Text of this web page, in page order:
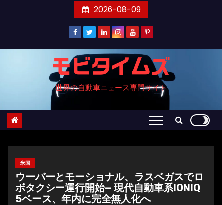
ン
プ
2026-08-09
モビタイムズ
世界の自動車ニュース専門サイト
米国
ウーバーとモーショナル、ラスベガスでロ
ボタクシー運行開始— 現代自動車系IONIQ
5ベース、年内に完全無人化へ